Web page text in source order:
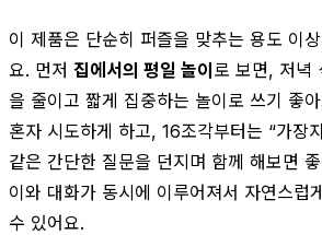
이 제품은 단순히 퍼즐을 맞추는 용도 이
요. 먼저 집에서의 평일 놀이로 보면, 저녁
을 줄이고 짧게 집중하는 놀이로 쓰기 좋
혼자 시도하게 하고, 16조각부터는 “가장
같은 간단한 질문을 던지며 함께 해보면
이와 대화가 동시에 이루어져서 자연스럽
수 있어요.